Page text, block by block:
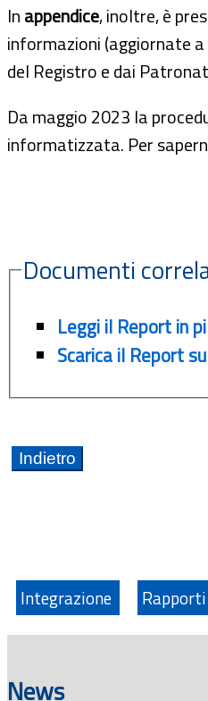
Inappendice, inoltre, è
informazioni (aggiornate
del Registro e dai
Da maggio 2023 la
informatizzata. Per
Documenti
Leggi il Report in
Scarica il Report
Integrazione
News